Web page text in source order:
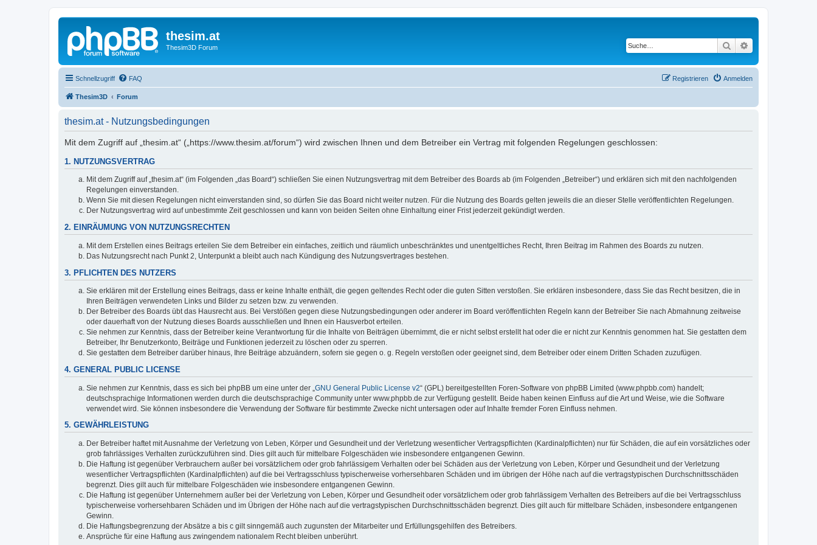
thesim.at
Thesim3D Forum Suche
Schnellzugriff FAQ Anmelden
Registrieren
Thesim3D Forum
thesim.at - Nutzungsbedingungen
Mit dem Zugriff auf „thesim.at“ („https://www.thesim.at/forum“) wird zwischen Ihnen und dem Betreiber ein Vertrag mit folgenden Regelungen geschlossen:
1. NUTZUNGSVERTRAG
Mit dem Zugriff auf „thesim.at“ (im Folgenden „das Board“) schließen Sie einen Nutzungsvertrag mit dem Betreiber des Boards ab (im Folgenden „Betreiber“) und erklären sich mit den nachfolgenden
Regelungen einverstanden.
Wenn Sie mit diesen Regelungen nicht einverstanden sind, so dürfen Sie das Board nicht weiter nutzen. Für die Nutzung des Boards gelten jeweils die an dieser Stelle veröffentlichten Regelungen.
Der Nutzungsvertrag wird auf unbestimmte Zeit geschlossen und kann von beiden Seiten ohne Einhaltung einer Frist jederzeit gekündigt werden.
2. EINRÄUMUNG VON NUTZUNGSRECHTEN
Mit dem Erstellen eines Beitrags erteilen Sie dem Betreiber ein einfaches, zeitlich und räumlich unbeschränktes und unentgeltliches Recht, Ihren Beitrag im Rahmen des Boards zu nutzen.
Das Nutzungsrecht nach Punkt 2, Unterpunkt a bleibt auch nach Kündigung des Nutzungsvertrages bestehen.
3. PFLICHTEN DES NUTZERS
Sie erklären mit der Erstellung eines Beitrags, dass er keine Inhalte enthält, die gegen geltendes Recht oder die guten Sitten verstoßen. Sie erklären insbesondere, dass Sie das Recht besitzen, die in
Ihren Beiträgen verwendeten Links und Bilder zu setzen bzw. zu verwenden.
Der Betreiber des Boards übt das Hausrecht aus. Bei Verstößen gegen diese Nutzungsbedingungen oder anderer im Board veröffentlichten Regeln kann der Betreiber Sie nach Abmahnung zeitweise
oder dauerhaft von der Nutzung dieses Boards ausschließen und Ihnen ein Hausverbot erteilen.
Sie nehmen zur Kenntnis, dass der Betreiber keine Verantwortung für die Inhalte von Beiträgen übernimmt, die er nicht selbst erstellt hat oder die er nicht zur Kenntnis genommen hat. Sie gestatten dem
Betreiber, Ihr Benutzerkonto, Beiträge und Funktionen jederzeit zu löschen oder zu sperren.
Sie gestatten dem Betreiber darüber hinaus, Ihre Beiträge abzuändern, sofern sie gegen o. g. Regeln verstoßen oder geeignet sind, dem Betreiber oder einem Dritten Schaden zuzufügen.
4. GENERAL PUBLIC LICENSE
Sie nehmen zur Kenntnis, dass es sich bei phpBB um eine unter der „ GNU General Public License v2“ (GPL) bereitgestellten Foren-Software von phpBB Limited (www.phpbb.com) handelt;
deutschsprachige Informationen werden durch die deutschsprachige Community unter www.phpbb.de zur Verfügung gestellt. Beide haben keinen Einfluss auf die Art und Weise, wie die Software
verwendet wird. Sie können insbesondere die Verwendung der Software für bestimmte Zwecke nicht untersagen oder auf Inhalte fremder Foren Einfluss nehmen.
5. GEWÄHRLEISTUNG
Der Betreiber haftet mit Ausnahme der Verletzung von Leben, Körper und Gesundheit und der Verletzung wesentlicher Vertragspflichten (Kardinalpflichten) nur für Schäden, die auf ein vorsätzliches oder
grob fahrlässiges Verhalten zurückzuführen sind. Dies gilt auch für mittelbare Folgeschäden wie insbesondere entgangenen Gewinn.
Die Haftung ist gegenüber Verbrauchern außer bei vorsätzlichem oder grob fahrlässigem Verhalten oder bei Schäden aus der Verletzung von Leben, Körper und Gesundheit und der Verletzung
wesentlicher Vertragspflichten (Kardinalpflichten) auf die bei Vertragsschluss typischerweise vorhersehbaren Schäden und im übrigen der Höhe nach auf die vertragstypischen Durchschnittsschäden
begrenzt. Dies gilt auch für mittelbare Folgeschäden wie insbesondere entgangenen Gewinn.
Die Haftung ist gegenüber Unternehmern außer bei der Verletzung von Leben, Körper und Gesundheit oder vorsätzlichem oder grob fahrlässigem Verhalten des Betreibers auf die bei Vertragsschluss
typischerweise vorhersehbaren Schäden und im Übrigen der Höhe nach auf die vertragstypischen Durchschnittsschäden begrenzt. Dies gilt auch für mittelbare Schäden, insbesondere entgangenen
Gewinn.
Die Haftungsbegrenzung der Absätze a bis c gilt sinngemäß auch zugunsten der Mitarbeiter und Erfüllungsgehilfen des Betreibers.
Ansprüche für eine Haftung aus zwingendem nationalem Recht bleiben unberührt.